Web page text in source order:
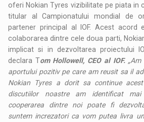
oferi Nokian Tyres vizibilitate pe piata in
titular al Campionatului mondial de
partener principal al IOF. Acest acord
colaborarea dintre cele doua parti,
implicat si in dezvoltarea proiectului
declara Tom Hollowell, CEO al IOF.
aportului pozitiv pe care am reusit sa il
Nokian Tyres a dorit sa continue
discutiilor noastre am identificat
cooperarea dintre noi poate fi
suntem increzatori ca vom putea livra